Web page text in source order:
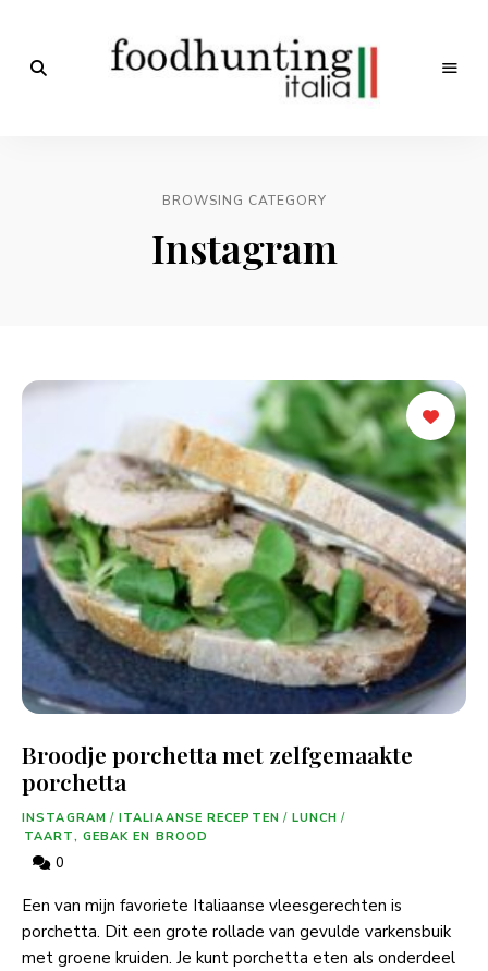
Italia
Italiaanse
BROWSING CATEGORY
Instagram
Broodje porchetta met zelfgemaakte
porchetta
INSTAGRAM / ITALIAANSE RECEPTEN / LUNCH /
TAART, GEBAK EN BROOD
0
Een van mijn favoriete Italiaanse vleesgerechten is
porchetta. Dit een grote rollade van gevulde varkensbuik
met groene kruiden. Je kunt porchetta eten als onderdeel